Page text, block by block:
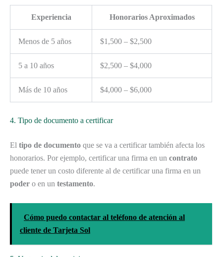
Experiencia Honorarios Aproximados
Menos de 5 años $1,500 – $2,500
5 a 10 años $2,500 – $4,000
Más de 10 años $4,000 – $6,000
4. Tipo de documento a certificar
El tipo de documento que se va a certificar también afecta los
honorarios. Por ejemplo, certificar una firma en un contrato
puede tener un costo diferente al de certificar una firma en un
poder o en un testamento.
Cómo puedo contactar al teléfono de atención al
cliente de Tarjeta Sol